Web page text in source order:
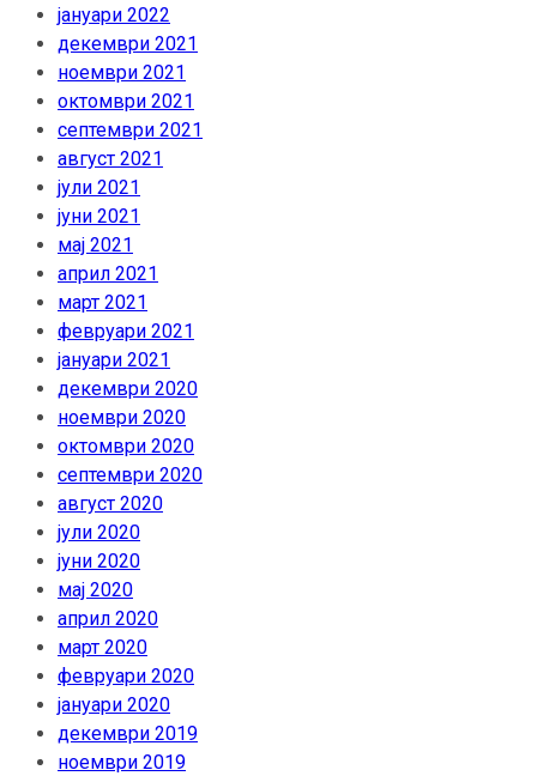
јануари 2022
декември 2021
ноември 2021
октомври 2021
септември 2021
август 2021
јули 2021
јуни 2021
мај 2021
април 2021
март 2021
февруари 2021
јануари 2021
декември 2020
ноември 2020
октомври 2020
септември 2020
август 2020
јули 2020
јуни 2020
мај 2020
април 2020
март 2020
февруари 2020
јануари 2020
декември 2019
ноември 2019